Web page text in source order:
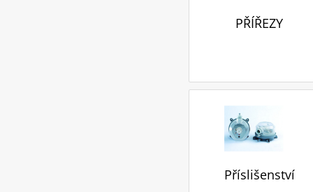
PŘÍŘEZY
Příslišenství